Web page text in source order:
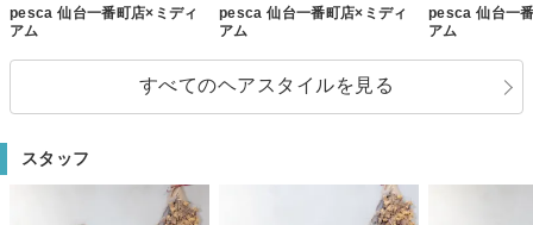
pesca 仙台一番町店×ミディ
アム
pesca 仙台一番町店×ミディ
アム
pesca 仙台一
アム
すべてのヘアスタイルを見る
スタッフ